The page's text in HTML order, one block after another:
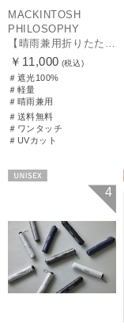
MACKINTOSH
PHILOSOPHY
【晴雨兼用折りたたみ日傘】マッキントッシュ フィロソフィー (MACKINTOSH PHILOSOPHY) バーブレラ サンプロテクト（SUNPROTECT）自動開閉 遮光100
￥11,000 (税込)
＃遮光100%
＃軽量
＃晴雨兼用
＃送料無料
＃ワンタッチ
＃UVカット
4